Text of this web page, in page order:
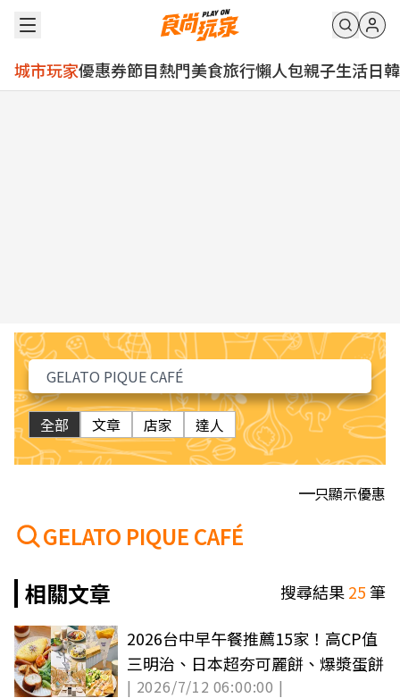
城市玩家優惠券節目熱門美食旅行懶人包親子生活日韓
全部 文章 店家 達人
只顯示優惠
GELATO PIQUE CAFÉ
相關文章
搜尋結果25筆
2026台中早午餐推薦15家！高CP值
三明治、日本超夯可麗餅、爆漿蛋餅
| 2026/7/12 06:00:00 |